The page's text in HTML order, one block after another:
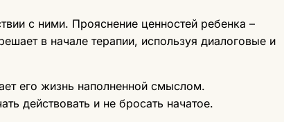
с ними. Прояснение ценностей ребенка –
в начале терапии, используя диалоговые и
его жизнь наполненной смыслом.
действовать и не бросать начатое.